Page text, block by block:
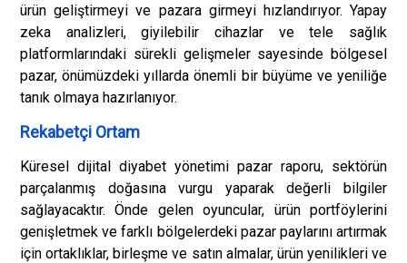
ürün geliştirmeyi ve pazara girmeyi hızlandırıyor. Yapay
zeka analizleri, giyilebilir cihazlar ve tele sağlık
platformlarındaki sürekli gelişmeler sayesinde bölgesel
pazar, önümüzdeki yıllarda önemli bir büyüme ve yeniliğe
tanık olmaya hazırlanıyor.
Rekabetçi Ortam
Küresel dijital diyabet yönetimi pazar raporu, sektörün
parçalanmış doğasına vurgu yaparak değerli bilgiler
sağlayacaktır. Önde gelen oyuncular, ürün portföylerini
genişletmek ve farklı bölgelerdeki pazar paylarını artırmak
için ortaklıklar, birleşme ve satın almalar, ürün yenilikleri ve